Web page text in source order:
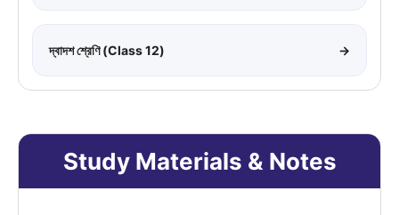
দ্বাদশ শ্রেণি (Class 12) →
Study Materials & Notes